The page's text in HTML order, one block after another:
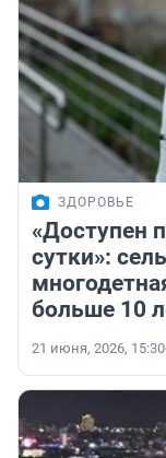
ЗДОРОВЬЕ
«Доступен
сутки»:
больше 10
21 июня, 2026, 15:30